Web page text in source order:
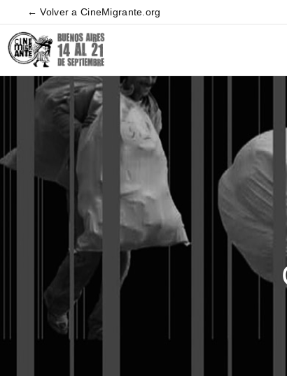
← Volver a CineMigrante.org